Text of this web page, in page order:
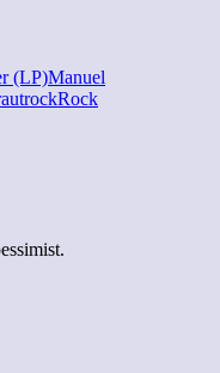
(LP)Manuel
Rock